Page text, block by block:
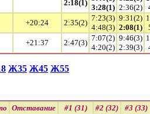
2:18(1)
3:28(1) 2:36(2)
+20:24 2:35(2)
7:23(3)
4:48(3)
9:31(2)
2:08(1)
+21:37 2:47(3)
7:07(2)
4:20(2)
9:46(3)
2:39(3)
Ж35 Ж45 Ж55
Отставание #1 (31) #2 (32) #3 (33)